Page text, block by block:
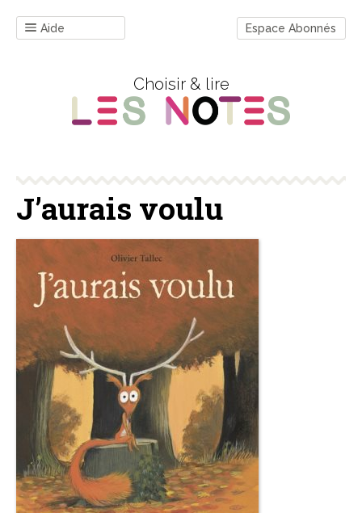
Aide Espace Abonnés
Choisir & lire
J’aurais voulu